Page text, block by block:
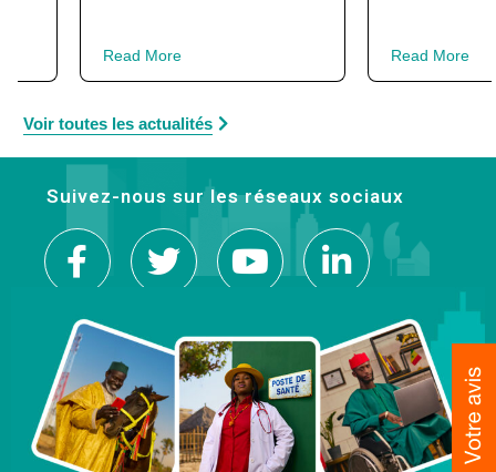
Voir toutes les actualités
Suivez-nous sur les réseaux sociaux